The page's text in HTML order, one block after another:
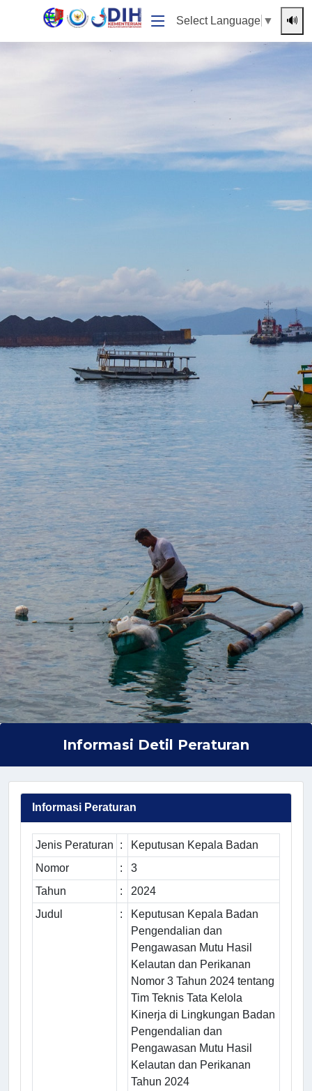
Select Language ▼ 🔊
Informasi Detil Peraturan
Informasi Peraturan
Jenis Peraturan :
Keputusan Kepala Badan
Nomor
:
3
Tahun
:
2024
Judul
:
Keputusan Kepala Badan
Pengendalian dan
Pengawasan Mutu Hasil
Kelautan dan Perikanan
Nomor 3 Tahun 2024 tentang
Tim Teknis Tata Kelola
Kinerja di Lingkungan Badan
Pengendalian dan
Pengawasan Mutu Hasil
Kelautan dan Perikanan
Tahun 2024